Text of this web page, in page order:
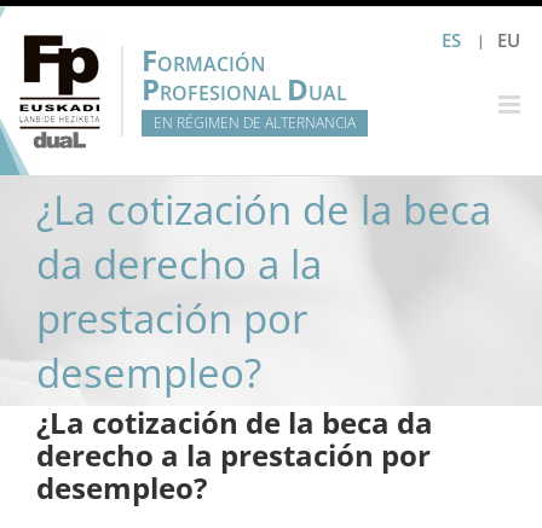
Saltar
contenido
ES EU
FORMACIÓN
PROFESIONAL DUAL
EN RÉGIMEN DE ALTERNANCIA
¿La cotización de la beca
da derecho a la
prestación por
desempleo?
¿La cotización de la beca da
derecho a la prestación por
desempleo?